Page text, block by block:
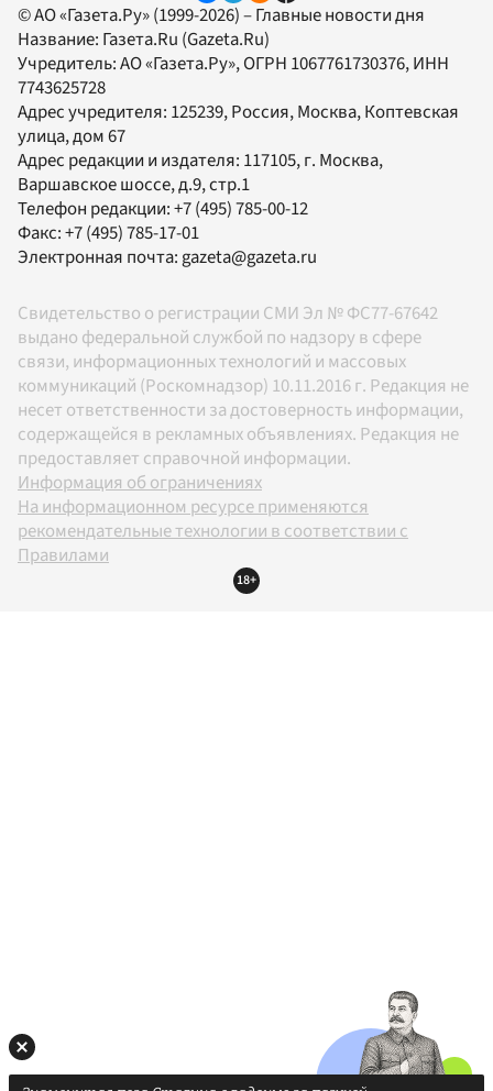
© АО «Газета.Ру» (1999-2026) – Главные новости дня
Название: Газета.Ru (Gazeta.Ru)
Учредитель:АО «Газета.Ру», ОГРН 1067761730376, ИНН
7743625728
Адрес учредителя: 125239, Россия, Москва, Коптевская
улица, дом 67
Адрес редакции и издателя: 117105, г. Москва,
Варшавское шоссе, д.9, стр.1
Телефон редакции:+7 (495) 785-00-12
Факс:+7 (495) 785-17-01
Электронная почта: gazeta@gazeta.ru
Свидетельство о регистрации СМИ Эл № ФС77-67642
выдано федеральной службой по надзору в сфере
связи, информационных технологий и массовых
коммуникаций (Роскомнадзор) 10.11.2016 г. Редакция не
несет ответственности за достоверность информации,
содержащейся в рекламных объявлениях. Редакция не
предоставляет справочной информации.
Информация об ограничениях
На информационном ресурсе применяются
рекомендательные технологии в соответствии с
Правилами
18+